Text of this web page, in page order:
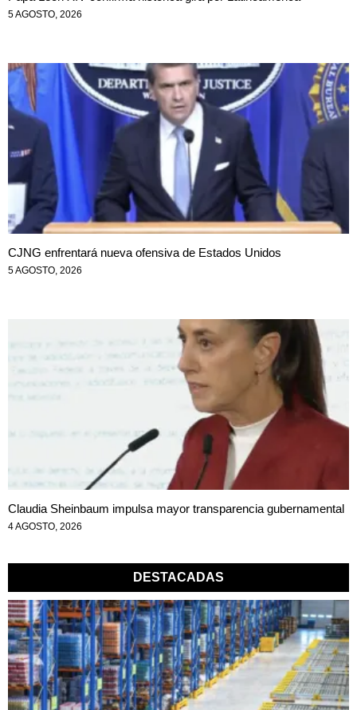
5 AGOSTO, 2026
CJNG enfrentará nueva ofensiva de Estados Unidos
5 AGOSTO, 2026
Claudia Sheinbaum impulsa mayor transparencia gubernamental
4 AGOSTO, 2026
DESTACADAS